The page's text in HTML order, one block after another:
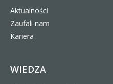
Aktualności
Zaufali nam
Kariera
WIEDZA